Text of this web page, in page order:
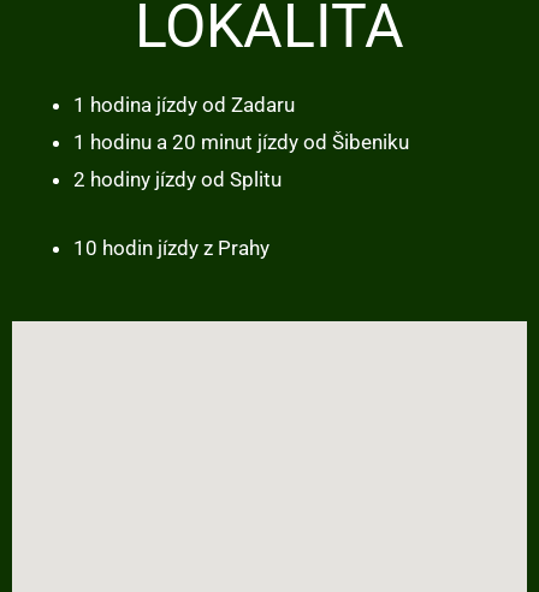
LOKALITA
1 hodina jízdy od Zadaru
1 hodinu a 20 minut jízdy od Šibeniku
2 hodiny jízdy od Sp litu
10 hodin jízdy z Prahy